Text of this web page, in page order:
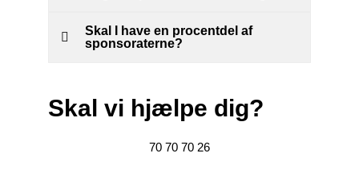
Skal I have en procentdel af
sponsoraterne?
Skal vi hjælpe dig?
70 70 70 26